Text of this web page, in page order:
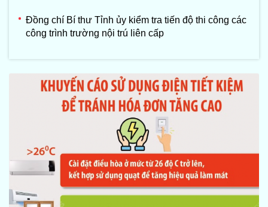
Đồng chí Bí thư Tỉnh ủy kiểm tra tiến độ thi công các
công trình trường nội trú liên cấp